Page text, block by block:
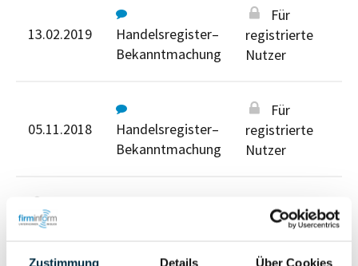
Zustimmung Details Über Cookies
13.02.2019
Handelsregister–
Bekanntmachung
Für
registrierte
Nutzer
05.11.2018
Handelsregister–
Bekanntmachung
Für
registrierte
Nutzer